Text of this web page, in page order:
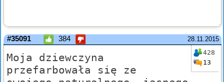
28.11.2015
#35091 384
428
13
Moja dziewczyna
przefarbowała się ze